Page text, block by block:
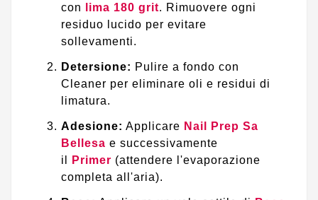
con
lima 180 grit. Rimuovere ogni
residuo lucido per evitare
sollevamenti.
Detersione: Pulire a fondo con
Cleaner per eliminare oli e residui di
limatura.
Adesione: Applicare Nail Prep Sa
Bellesa e successivamente
il
Primer (attendere l'evaporazione
completa all'aria).